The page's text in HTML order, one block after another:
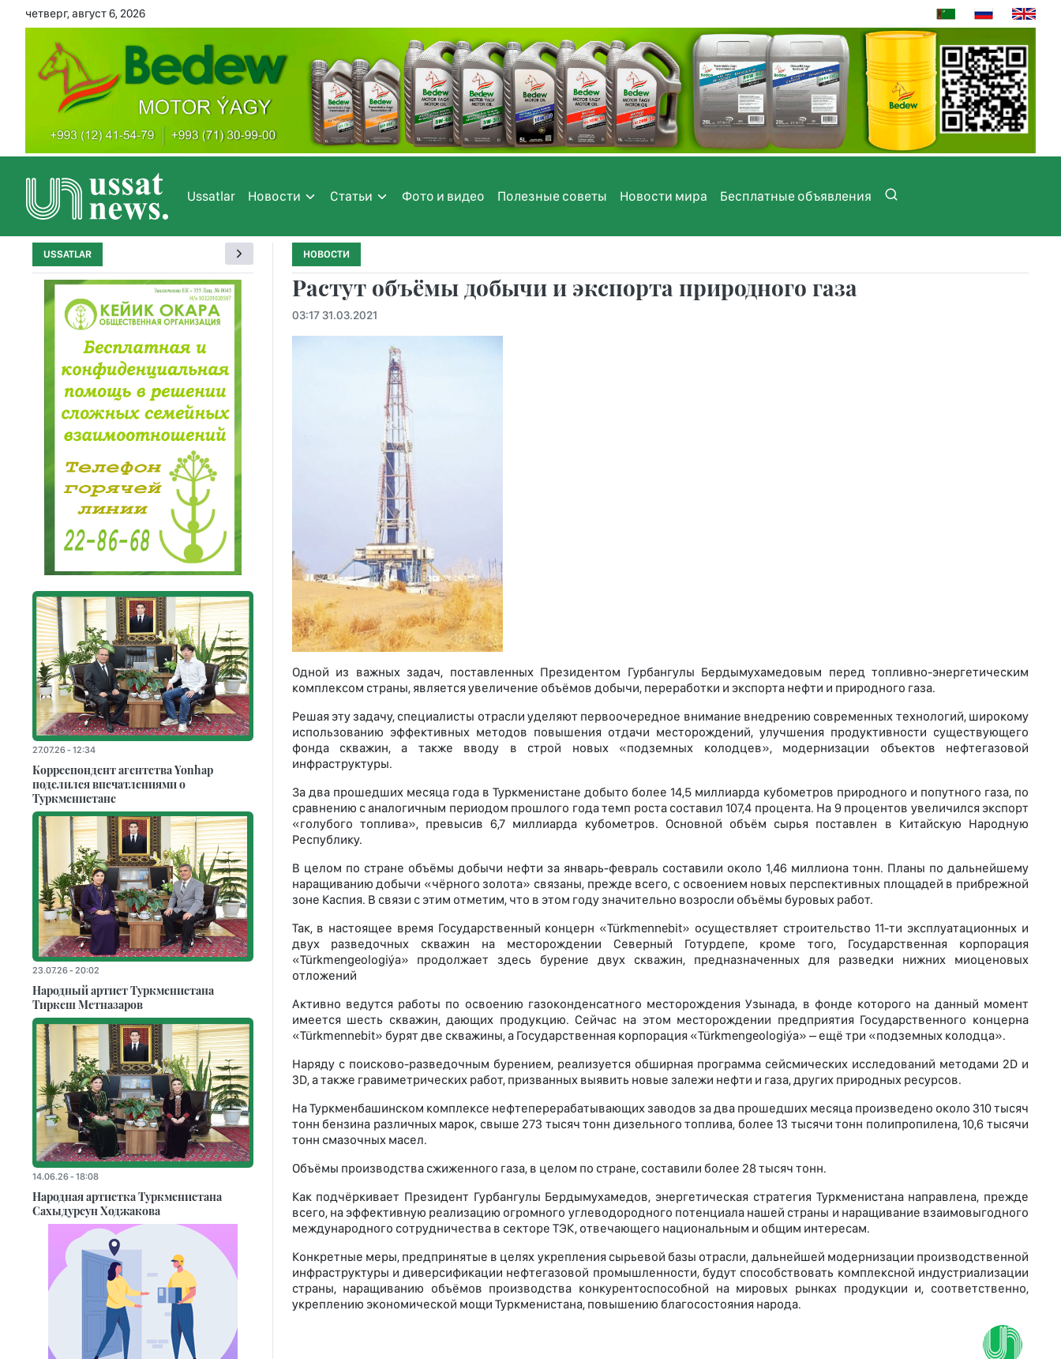
четверг, август 6, 2026
Ussatlar Новости Статьи Фото и видео Полезные советы Новости мира Бесплатные объявления
НОВОСТИ
Растут объёмы добычи и экспорта природного газа
03:17 31.03.2021
Одной из важных задач, поставленных Президентом Гурбангулы Бердымухамедовым перед топливно-энергетическим
комплексом страны, является увеличение объёмов добычи, переработки и экспорта нефти и природного газа.
Решая эту задачу, специалисты отрасли уделяют первоочередное внимание внедрению современных технологий, широкому
использованию эффективных методов повышения отдачи месторождений, улучшения продуктивности существующего
фонда скважин, а также вводу в строй новых «подземных колодцев», модернизации объектов нефтегазовой
инфраструктуры.
За два прошедших месяца года в Туркменистане добыто более 14,5 миллиарда кубометров природного и попутного газа, по
сравнению с аналогичным периодом прошлого года темп роста составил 107,4 процента. На 9 процентов увеличился экспорт
«голубого топлива», превысив 6,7 миллиарда кубометров. Основной объём сырья поставлен в Китайскую Народную
Республику.
В целом по стране объёмы добычи нефти за январь-февраль составили около 1,46 миллиона тонн. Планы по дальнейшему
наращиванию добычи «чёрного золота» связаны, прежде всего, с освоением новых перспективных площадей в прибрежной
зоне Каспия. В связи с этим отметим, что в этом году значительно возросли объёмы буровых работ.
Так, в настоящее время Государственный концерн «Türkmennebit» осуществляет строительство 11-ти эксплуатационных и
двух разведочных скважин на месторождении Северный Готурдепе, кроме того, Государственная корпорация
«Türkmengeologiýa» продолжает здесь бурение двух скважин, предназначенных для разведки нижних миоценовых
отложений
Активно ведутся работы по освоению газоконденсатного месторождения Узынада, в фонде которого на данный момент
имеется шесть скважин, дающих продукцию. Сейчас на этом месторождении предприятия Государственного концерна
«Türkmennebit» бурят две скважины, а Государственная корпорация «Türkmengeologiýa» – ещё три «подземных колодца».
Наряду с поисково-разведочным бурением, реализуется обширная программа сейсмических исследований методами 2D и
3D, а также гравиметрических работ, призванных выявить новые залежи нефти и газа, других природных ресурсов.
На Туркменбашинском комплексе нефтеперерабатывающих заводов за два прошедших месяца произведено около 310 тысяч
тонн бензина различных марок, свыше 273 тысяч тонн дизельного топлива, более 13 тысячи тонн полипропилена, 10,6 тысячи
тонн смазочных масел.
Объёмы производства сжиженного газа, в целом по стране, составили более 28 тысяч тонн.
Как подчёркивает Президент Гурбангулы Бердымухамедов, энергетическая стратегия Туркменистана направлена, прежде
всего, на эффективную реализацию огромного углеводородного потенциала нашей страны и наращивание взаимовыгодного
международного сотрудничества в секторе ТЭК, отвечающего национальным и общим интересам.
Конкретные меры, предпринятые в целях укрепления сырьевой базы отрасли, дальнейшей модернизации производственной
инфраструктуры и диверсификации нефтегазовой промышленности, будут способствовать комплексной индустриализации
страны, наращиванию объёмов производства конкурентоспособной на мировых рынках продукции и, соответственно,
укреплению экономической мощи Туркменистана, повышению благосостояния народа.
USSATLAR
27.07.26 - 12:34
Корреспондент агентства Yonhap
поделился впечатлениями о
Туркменистане
23.07.26 - 20:02
Народный артист Туркменистана
Тиркеш Мeтназаров
14.06.26 - 18:08
Народная артистка Туркменистана
Сахыдурсун Ходжакова